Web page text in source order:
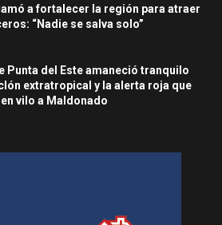
a fortalecer la región para atraer
“Nadie se salva solo”
Punta del Este amaneció tranquilo
extratropical y la alerta roja que
vilo a Maldonado